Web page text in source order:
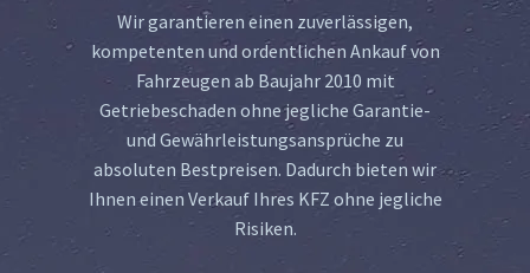
Wir garantieren einen zuverlässigen,
kompetenten und ordentlichen Ankauf von
Fahrzeugen ab Baujahr 2010 mit
Getriebeschaden ohne jegliche Garantie-
und Gewährleistungsansprüche zu
absoluten Bestpreisen. Dadurch bieten wir
Ihnen einen Verkauf Ihres KFZ ohne jegliche
Risiken.